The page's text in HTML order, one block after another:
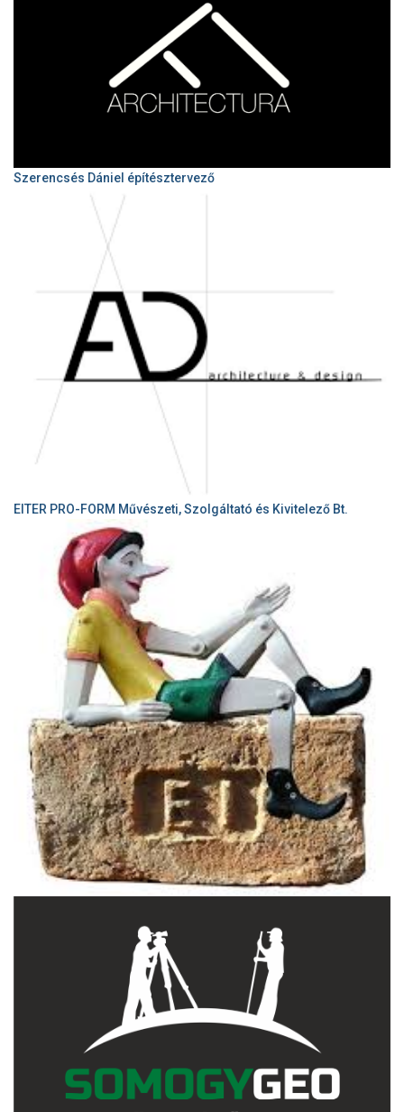
Szerencsés Dániel építésztervező
EITER PRO-FORM Művészeti, Szolgáltató és Kivitelező Bt.